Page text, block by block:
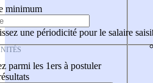
minimum
une périodicité pour le salaire saisi
parmi les 1ers à postuler